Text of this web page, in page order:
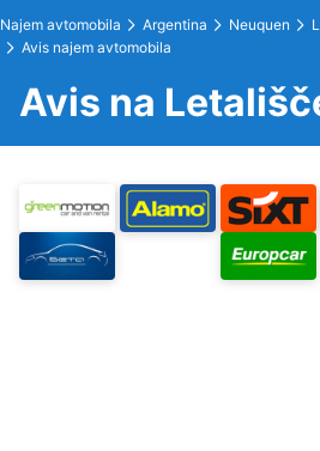
Najem avtomobila Argentina Neuquen
Avis najem avtomobila
Avis na